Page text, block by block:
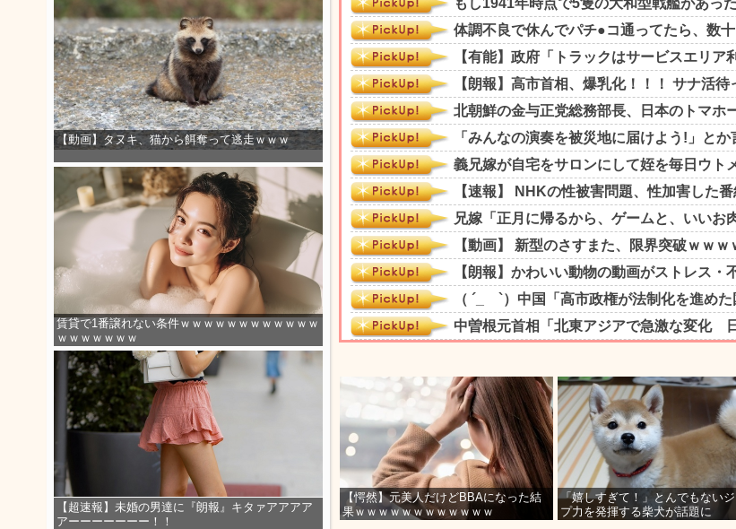
【動画】タヌキ、猫から餌奪って逃走ｗｗｗ
賃貸で1番譲れない条件ｗｗｗｗｗｗｗｗｗｗｗｗ
ｗｗｗｗｗｗｗ
【超速報】未婚の男達に『朗報』キタァアアアア
アーーーーーーー！！
【愕然】元美人だけどBBAになった結
果ｗｗｗｗｗｗｗｗｗｗｗｗ
「嬉しすぎて！」とんでもない
プ力を発揮する柴犬が話題に